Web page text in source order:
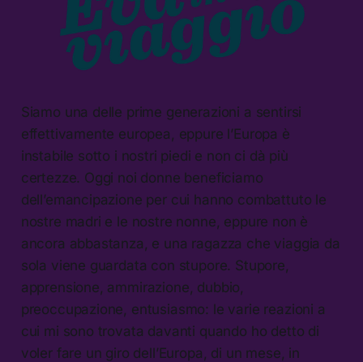
Siamo una delle prime generazioni a sentirsi
effettivamente europea, eppure l’Europa è
instabile sotto i nostri piedi e non ci dà più
certezze. Oggi noi donne beneficiamo
dell’emancipazione per cui hanno combattuto le
nostre madri e le nostre nonne, eppure non è
ancora abbastanza, e una ragazza che viaggia da
sola viene guardata con stupore. Stupore,
apprensione, ammirazione, dubbio,
preoccupazione, entusiasmo: le varie reazioni a
cui mi sono trovata davanti quando ho detto di
voler fare un giro dell’Europa, di un mese, in